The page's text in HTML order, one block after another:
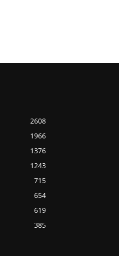
2608
1966
1376
1243
715
654
619
385